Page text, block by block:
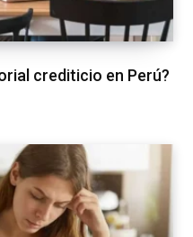
crediticio en Perú?